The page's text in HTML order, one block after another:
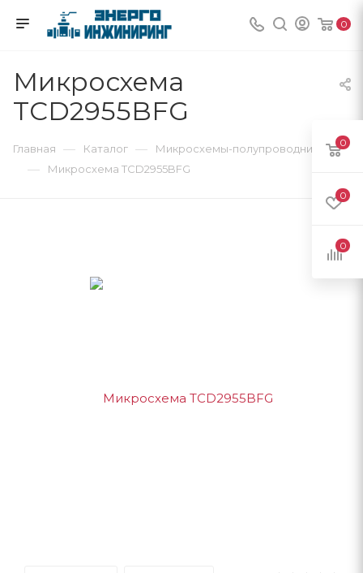
0
Микросхема
TCD2955BFG
Главная — Каталог — Микросхемы-полупроводники
— Микросхема TCD2955BFG
0
0
0